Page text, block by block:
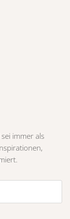
immer als